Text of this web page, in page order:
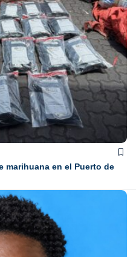
marihuana en el Puerto de